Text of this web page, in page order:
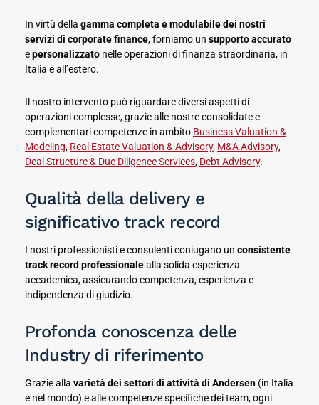
In virtù della gamma completa e modulabile dei nostri
servizi di corporate finance, forniamo un supportoaccurato
epersonalizzato nelle operazioni di finanza straordinaria, in
Italia e all’estero.
Il nostro intervento può riguardare diversi aspetti di
operazioni complesse, grazie alle nostre consolidate e
complementari competenze in ambito Business Valuation &
Modeling, Real Estate Valuation & Advisory, M&A Advisory,
Deal Structure & Due Diligence Services, Debt Advisory.
Qualità della delivery e
significativo track record
I nostri professionisti e consulenti coniugano un consistente
track record professionalealla solida esperienza
accademica, assicurando competenza, esperienza e
indipendenza di giudizio.
Profonda conoscenza delle
Industry di riferimento
Grazie alla varietà dei settori di attività di Andersen (in Italia
e nel mondo) e alle competenze specifiche dei team, ogni